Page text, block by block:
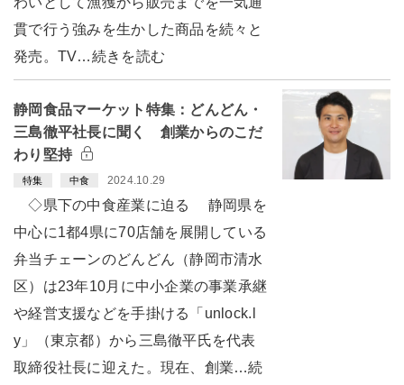
貫で行う強みを生かした商品を続々と
発売。TV…続きを読む
静岡食品マーケット特集：どんどん・
三島徹平社長に聞く 創業からのこだ
わり堅持
特集 中食 2024.10.29
◇県下の中食産業に迫る 静岡県を
中心に1都4県に70店舗を展開している
弁当チェーンのどんどん（静岡市清水
区）は23年10月に中小企業の事業承継
や経営支援などを手掛ける「unlock.l
y」（東京都）から三島徹平氏を代表
取締役社長に迎えた。現在、創業…続